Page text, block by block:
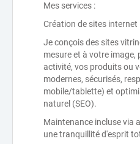
Mes services :
Création de sites
Je conçois des sites
mesure et à votre
activité, vos produits ou
modernes, sécurisés,
mobile/tablette) et
naturel (SEO).
Maintenance incluse via
une tranquillité d'esprit